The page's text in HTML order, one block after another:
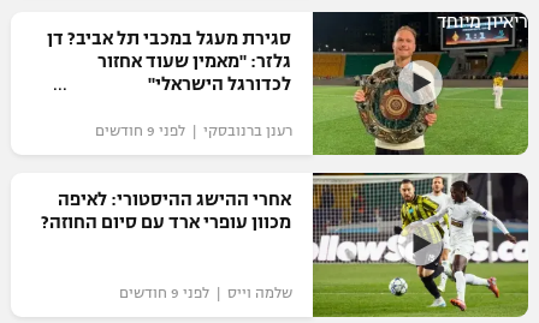
ריאיון מיוחד
סגירת מעגל במכבי תל אביב? דן
גלזר: "מאמין שעוד אחזור
לכדורגל הישראלי"
רענן ברנובסקי | לפני 9 חודשים
אחרי ההישג ההיסטורי: לאיפה
מכוון עופרי ארד עם סיום החוזה?
שלמה וייס | לפני 9 חודשים